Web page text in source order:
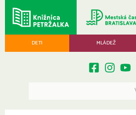
DETI MLÁDEŽ